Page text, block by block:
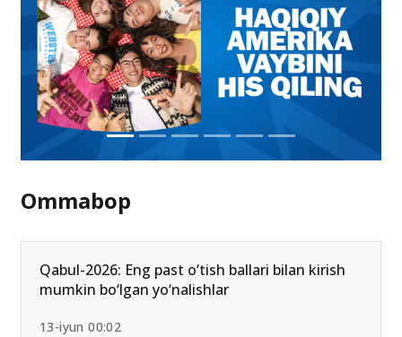
Ommabop
Qabul-2026: Eng past o‘tish ballari bilan kirish
mumkin bo‘lgan yo‘nalishlar
13-iyun 00:02